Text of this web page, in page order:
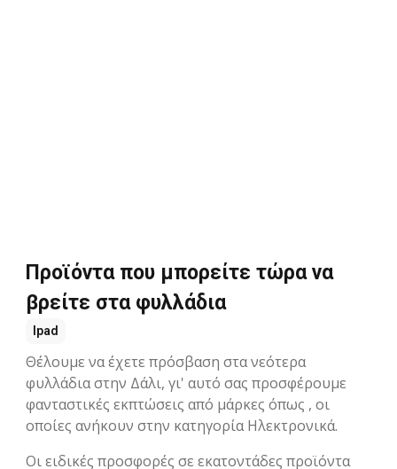
Προϊόντα που μπορείτε τώρα να
βρείτε στα φυλλάδια
Ipad
Θέλουμε να έχετε πρόσβαση στα νεότερα
φυλλάδια στην Δάλι, γι' αυτό σας προσφέρουμε
φανταστικές εκπτώσεις από μάρκες όπως , οι
οποίες ανήκουν στην κατηγορία Hλεκτρονικά.
Οι ειδικές προσφορές σε εκατοντάδες προϊόντα